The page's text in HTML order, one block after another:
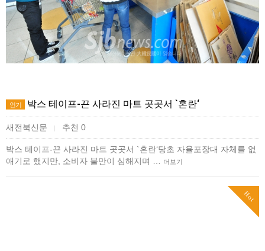
인기 박스 테이프-끈 사라진 마트 곳곳서 `혼란‘
새전북신문 | 추천 0
박스 테이프-끈 사라진 마트 곳곳서 `혼란‘당초 자율포장대 자체를 없
애기로 했지만, 소비자 불만이 심해지며 …
더보기
Hot